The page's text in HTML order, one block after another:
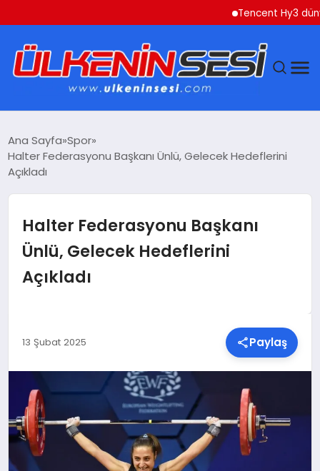
Tencent Hy3 dünya
EKONOMI
MAGAZIN
SAĞLIK
SPOR
TEKNOLOJI
YAŞAM
MALATYA HABERLERI
Ana Sayfa Spor
Halter Federasyonu Başkanı Ünlü, Gelecek Hedeflerini
Açıkladı
Halter Federasyonu Başkanı
Ünlü, Gelecek Hedeflerini
Açıkladı
13 Şubat 2025 Paylaş